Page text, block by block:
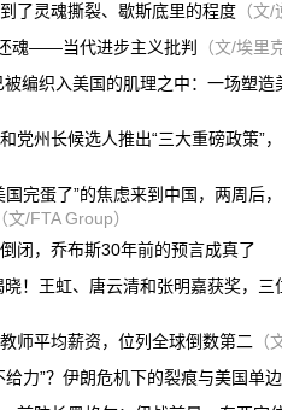
了灵魂撕裂、歇斯底里的程度 （文
魂——当代进步主义批判
（文/埃里
编织入美国的肌理之中：一场塑造
党州长候选人推出“三大重磅政策”
国完蛋了”的焦虑来到中国，两周后
（文/FTA Group）
闭，乔布斯30年前的预言成真了
！王虹、唐云清和张明嘉获奖，三
师平均薪资，位列全球倒数第二
（
给力”？伊朗危机下的裂痕与美国单